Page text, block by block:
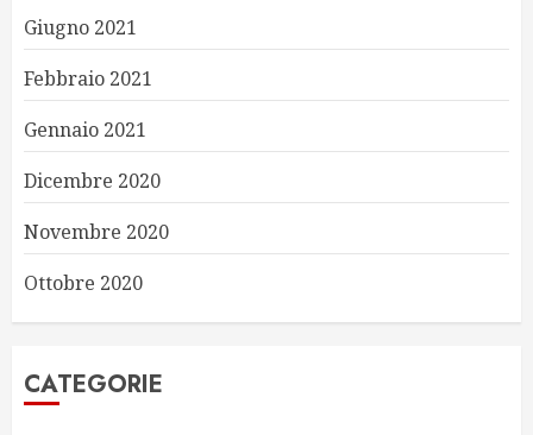
Giugno 2021
Febbraio 2021
Gennaio 2021
Dicembre 2020
Novembre 2020
Ottobre 2020
CATEGORIE